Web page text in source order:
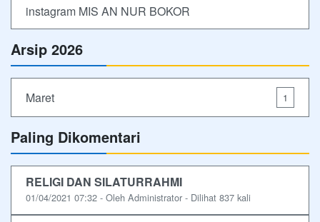
instagram MIS AN NUR BOKOR
Arsip 2026
Maret 1
Paling Dikomentari
RELIGI DAN SILATURRAHMI
01/04/2021 07:32 - Oleh Administrator - Dilihat 837 kali